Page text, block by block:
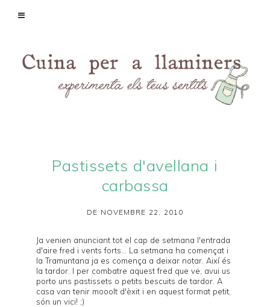
Pastissets d'avellana i
carbassa
DE NOVEMBRE 22, 2010
Ja venien anunciant tot el cap de setmana l'entrada
d'aire fred i vents forts... La setmana ha començat i
laTramuntana ja es comença a deixar notar. Així és
la tardor. I per combatre aquest fred que ve, avui us
porto uns pastissets o petits bescuits de tardor. A
casa van tenir mooolt d'èxit i en aquest format petit,
són un vici! ;)